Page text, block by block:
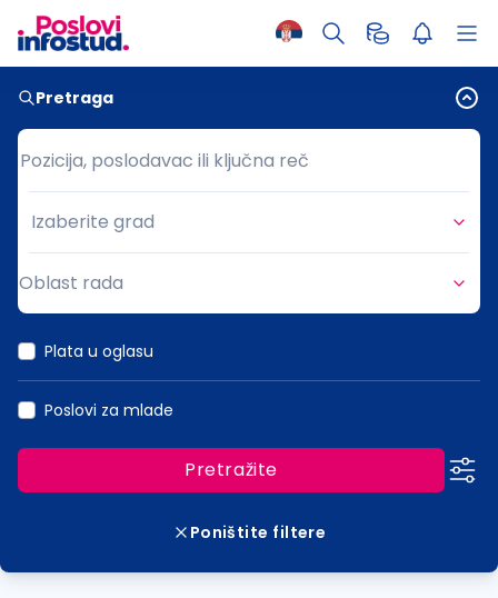
Pretraga
Pozicija, poslodavac ili ključna reč
Pozicija, poslodavac ili ključna reč
Grad
Izaberite grad
Oblast rada
Plata u oglasu
Poslovi za mlade
Pretražite
Poništite filtere